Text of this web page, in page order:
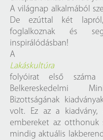
A világnap alkalmából
De ezúttal két
foglalkoznak és
inspirálódásban!
A
Lakáskultúra
folyóirat első
Belkereskedelmi
Bizottságának
volt. Ez az a
embereket az otthonuk
mindig aktuális